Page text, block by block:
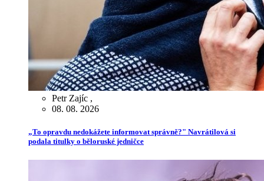
Petr Zajíc ,
08. 08. 2026
„To opravdu nedokážete informovat správně?" Navrátilová si
podala titulky o běloruské jedničce